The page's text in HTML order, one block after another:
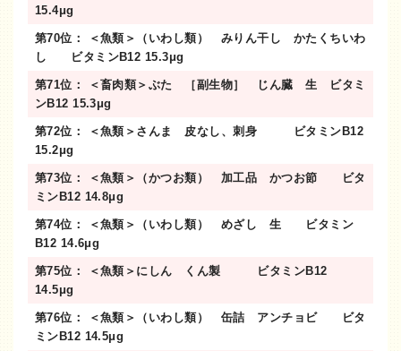
15.4μg
第70位： ＜魚類＞（いわし類） みりん干し かたくちいわ
し ビタミンB12 15.3μg
第71位： ＜畜肉類＞ぶた ［副生物］ じん臓 生 ビタミ
ンB12 15.3μg
第72位： ＜魚類＞さんま 皮なし、刺身 ビタミンB12
15.2μg
第73位： ＜魚類＞（かつお類） 加工品 かつお節 ビタ
ミンB12 14.8μg
第74位： ＜魚類＞（いわし類） めざし 生 ビタミン
B12 14.6μg
第75位： ＜魚類＞にしん くん製 ビタミンB12
14.5μg
第76位： ＜魚類＞（いわし類） 缶詰 アンチョビ ビタ
ミンB12 14.5μg